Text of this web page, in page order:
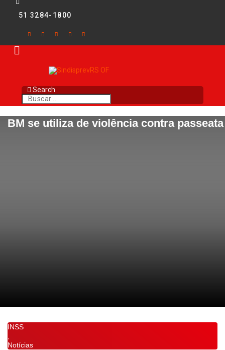
51 3284-1800
Search
BM se utiliza de violência contra
INSS
,
Notícias